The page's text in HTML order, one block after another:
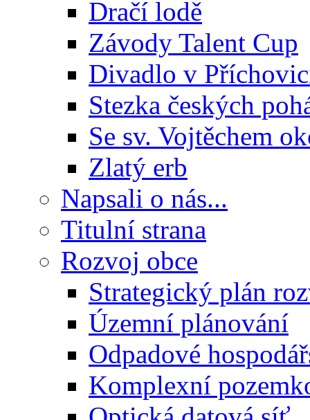
Dračí lodě
Závody Talent Cup
Divadlo v
Stezka českých
Se sv. Vojtěchem
Zlatý erb
Napsali o nás...
Titulní strana
Rozvoj obce
Strategický plán
Územní plánování
Odpadové
Komplexní